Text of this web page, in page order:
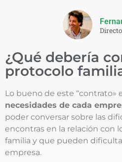
¿Qué debería
protocolo
Lo bueno de este “contrato»
necesidades de cada
poder conversar sobre las
encontras en la relación con
familia y que pueden
empresa.